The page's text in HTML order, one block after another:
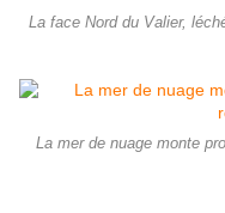
La face Nord du Valier,
La mer de nuage monte